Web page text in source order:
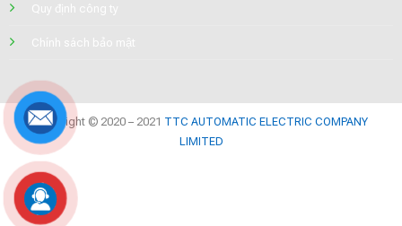
Quy định công ty
Chính sách bảo mật
Copyright © 2020 – 2021 TTC AUTOMATIC ELECTRIC COMPANY
LIMITED